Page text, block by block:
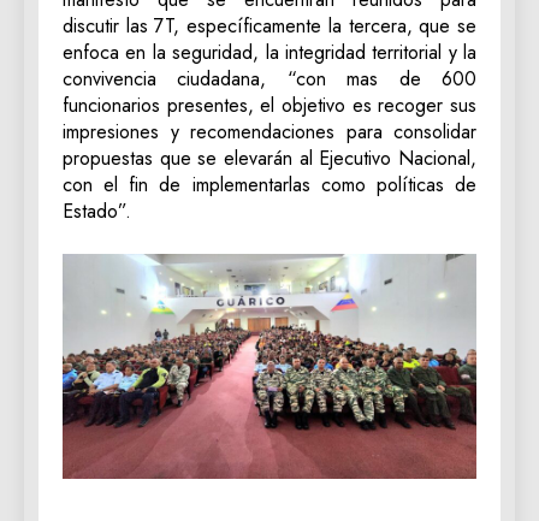
discutir las 7T, específicamente la tercera, que se
enfoca en la seguridad, la integridad territorial y la
convivencia ciudadana, “con mas de 600
funcionarios presentes, el objetivo es recoger sus
impresiones y recomendaciones para consolidar
propuestas que se elevarán al Ejecutivo Nacional,
con el fin de implementarlas como políticas de
Estado”.